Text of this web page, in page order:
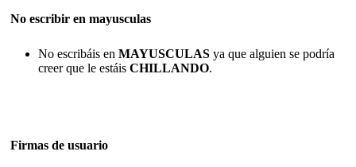
No escribir en mayusculas
No escribáis en MAYUSCULAS ya que alguien se podría
creer que le estáis CHILLANDO.
Firmas de usuario